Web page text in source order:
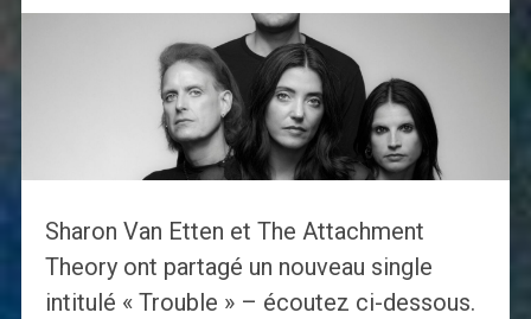
Sharon Van Etten et The Attachment
Theory ont partagé un nouveau single
intitulé « Trouble » – écoutez ci-dessous.